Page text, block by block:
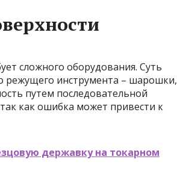
сложного оборудования. Суть
режущего инструмента – шарошки,
путем последовательной
как ошибка может привести к
державку на токарном